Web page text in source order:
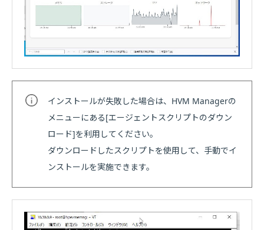
インストールが失敗した場合は、HVM Managerの
メニューにある[エージェントスクリプトのダウン
ロード]を利用してください。
ダウンロードしたスクリプトを使用して、手動でイ
ンストールを実施できます。